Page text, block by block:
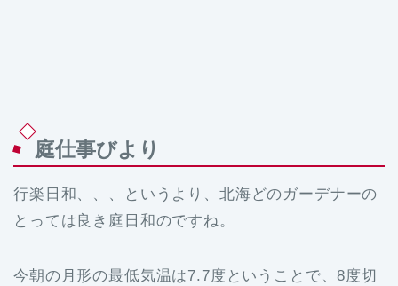
庭仕事びより
行楽日和、、、というより、北海どのガーデナーの
とっては良き庭日和のですね。
今朝の月形の最低気温は7.7度ということで、8度切